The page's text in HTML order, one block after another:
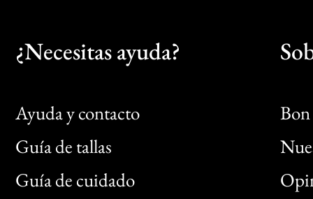
¿Necesitas ayuda?
Ayuda y contacto
Guía de tallas
Guía de cuidado
Bon